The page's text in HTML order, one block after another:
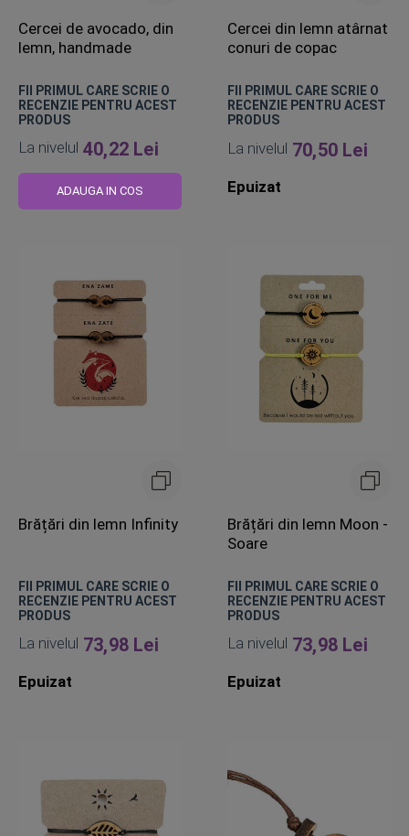
Cercei de avocado, din
lemn, handmade
FII PRIMUL CARE SCRIE O
RECENZIE PENTRU ACEST
PRODUS
La nivelul 40,22 Lei
ADAUGA IN COS
Cercei din lemn atârnat
conuri de copac
FII PRIMUL CARE SCRIE O
RECENZIE PENTRU ACEST
PRODUS
La nivelul 70,50 Lei
Epuizat
Brățări din lemn Infinity
FII PRIMUL CARE SCRIE O
RECENZIE PENTRU ACEST
PRODUS
La nivelul 73,98 Lei
Epuizat
Brățări din lemn Moon -
Soare
FII PRIMUL CARE SCRIE O
RECENZIE PENTRU ACEST
PRODUS
La nivelul 73,98 Lei
Epuizat